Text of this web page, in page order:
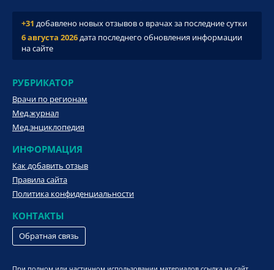
+31 добавлено новых отзывов о врачах за последние сутки
6 августа 2026дата последнего обновления информации
на сайте
РУБРИКАТОР
Врачи по регионам
Мед.журнал
Мед.энциклопедия
ИНФОРМАЦИЯ
Как добавить отзыв
Правила сайта
Политика конфиденциальности
КОНТАКТЫ
Обратная связь